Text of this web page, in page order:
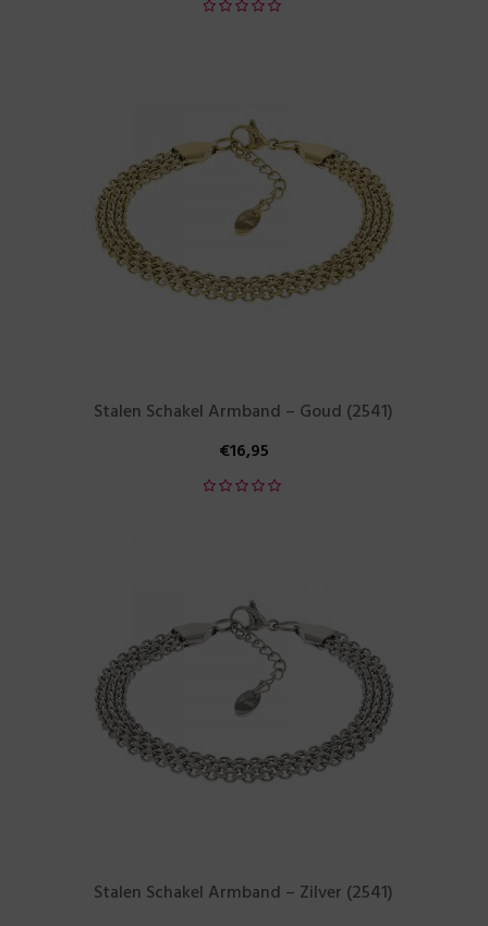
Stalen Schakel Armband – Goud (2541)
€16,95
Stalen Schakel Armband – Zilver (2541)